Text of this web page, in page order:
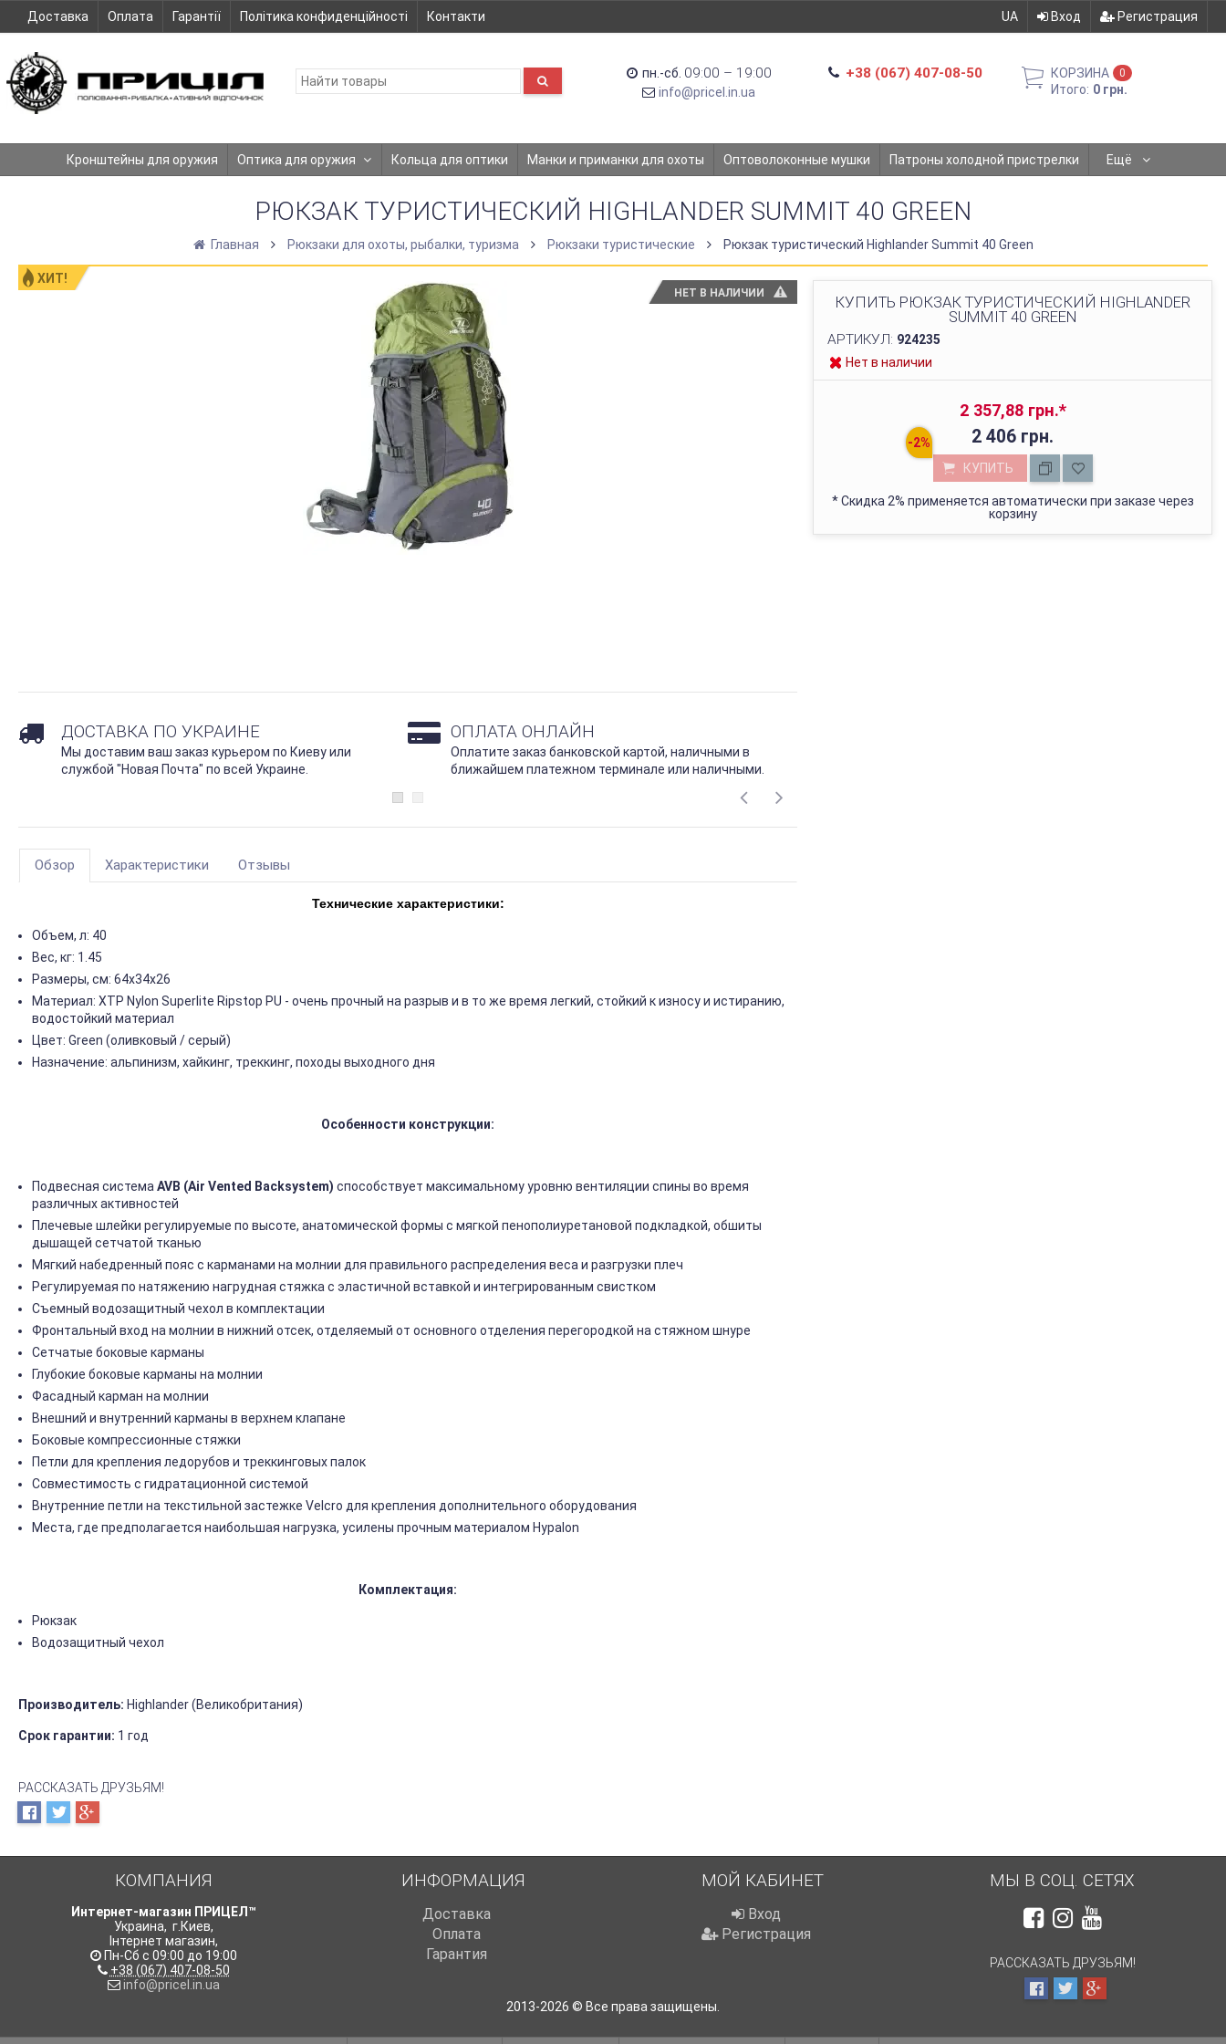
Доставка Оплата Гарантії Політика конфиденційності Контакти UA Вход Регистрация
пн.-сб. 09:00 – 19:00
info@pricel.in.ua
+38 (067) 407-08-50 КОРЗИНА 0
Итого: 0 грн.
Кронштейны для оружия Оптика для оружия Кольца для оптики Манки и приманки для охоты Оптоволоконные мушки Патроны холодной пристрелки Ещё
РЮКЗАК ТУРИСТИЧЕСКИЙ HIGHLANDER SUMMIT 40 GREEN
Главная Рюкзаки для охоты, рыбалки, туризма Рюкзаки туристические Рюкзак туристический Highlander Summit 40 Green
ХИТ!
НЕТ В НАЛИЧИИ
КУПИТЬ РЮКЗАК ТУРИСТИЧЕСКИЙ HIGHLANDER
SUMMIT 40 GREEN
АРТИКУЛ: 924235
Нет в наличии
2 357,88 грн.*
2 406 грн.
КУПИТЬ
*Скидка 2% применяется автоматически при заказе через
корзину
ДОСТАВКА ПО УКРАИНЕ
Мы доставим ваш заказ курьером по Киеву или
службой "Новая Почта" по всей Украине.
ОПЛАТА ОНЛАЙН
Оплатите заказ банковской картой, наличными в
ближайшем платежном терминале или наличными.
Обзор Характеристики Отзывы
Технические характеристики:
Объем, л: 40
Вес, кг: 1.45
Размеры, см: 64х34х26
Материал: XTP Nylon Superlite Ripstop PU - очень прочный на разрыв и в то же время легкий, стойкий к износу и истиранию,
водостойкий материал
Цвет: Green (оливковый / серый)
Назначение: альпинизм, хайкинг, треккинг, походы выходного дня
Особенности конструкции:
Подвесная система AVB (Air Vented Backsystem) способствует максимальному уровню вентиляции спины во время
различных активностей
Плечевые шлейки регулируемые по высоте, анатомической формы с мягкой пенополиуретановой подкладкой, обшиты
дышащей сетчатой тканью
Мягкий набедренный пояс с карманами на молнии для правильного распределения веса и разгрузки плеч
Регулируемая по натяжению нагрудная стяжка с эластичной вставкой и интегрированным свистком
Съемный водозащитный чехол в комплектации
Фронтальный вход на молнии в нижний отсек, отделяемый от основного отделения перегородкой на стяжном шнуре
Сетчатые боковые карманы
Глубокие боковые карманы на молнии
Фасадный карман на молнии
Внешний и внутренний карманы в верхнем клапане
Боковые компрессионные стяжки
Петли для крепления ледорубов и треккинговых палок
Совместимость с гидратационной системой
Внутренние петли на текстильной застежке Velcro для крепления дополнительного оборудования
Места, где предполагается наибольшая нагрузка, усилены прочным материалом Hypalon
Комплектация:
Рюкзак
Водозащитный чехол
Производитель: Highlander (Великобритания)
Срок гарантии: 1 год
РАССКАЗАТЬ ДРУЗЬЯМ!
КОМПАНИЯ
Интернет-магазин ПРИЦЕЛ™
Украина, г.Киев,
Інтернет магазин,
Пн-Сб с 09:00 до 19:00
+38 (067) 407-08-50
info@pricel.in.ua
ИНФОРМАЦИЯ
Доставка
Оплата
Гарантия
МОЙ КАБИНЕТ
Вход
Регистрация
МЫ В СОЦ. СЕТЯХ
РАССКАЗАТЬ ДРУЗЬЯМ!
2013-2026 © Все права защищены.